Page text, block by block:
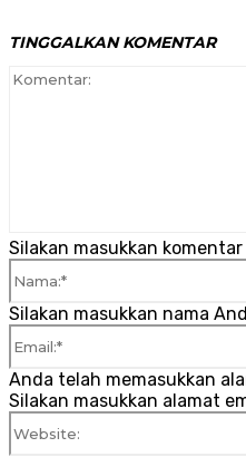
TINGGALKAN KOMENTAR
Silakan masukkan komentar
Silakan masukkan nama
Anda telah memasukkan
Silakan masukkan alamat